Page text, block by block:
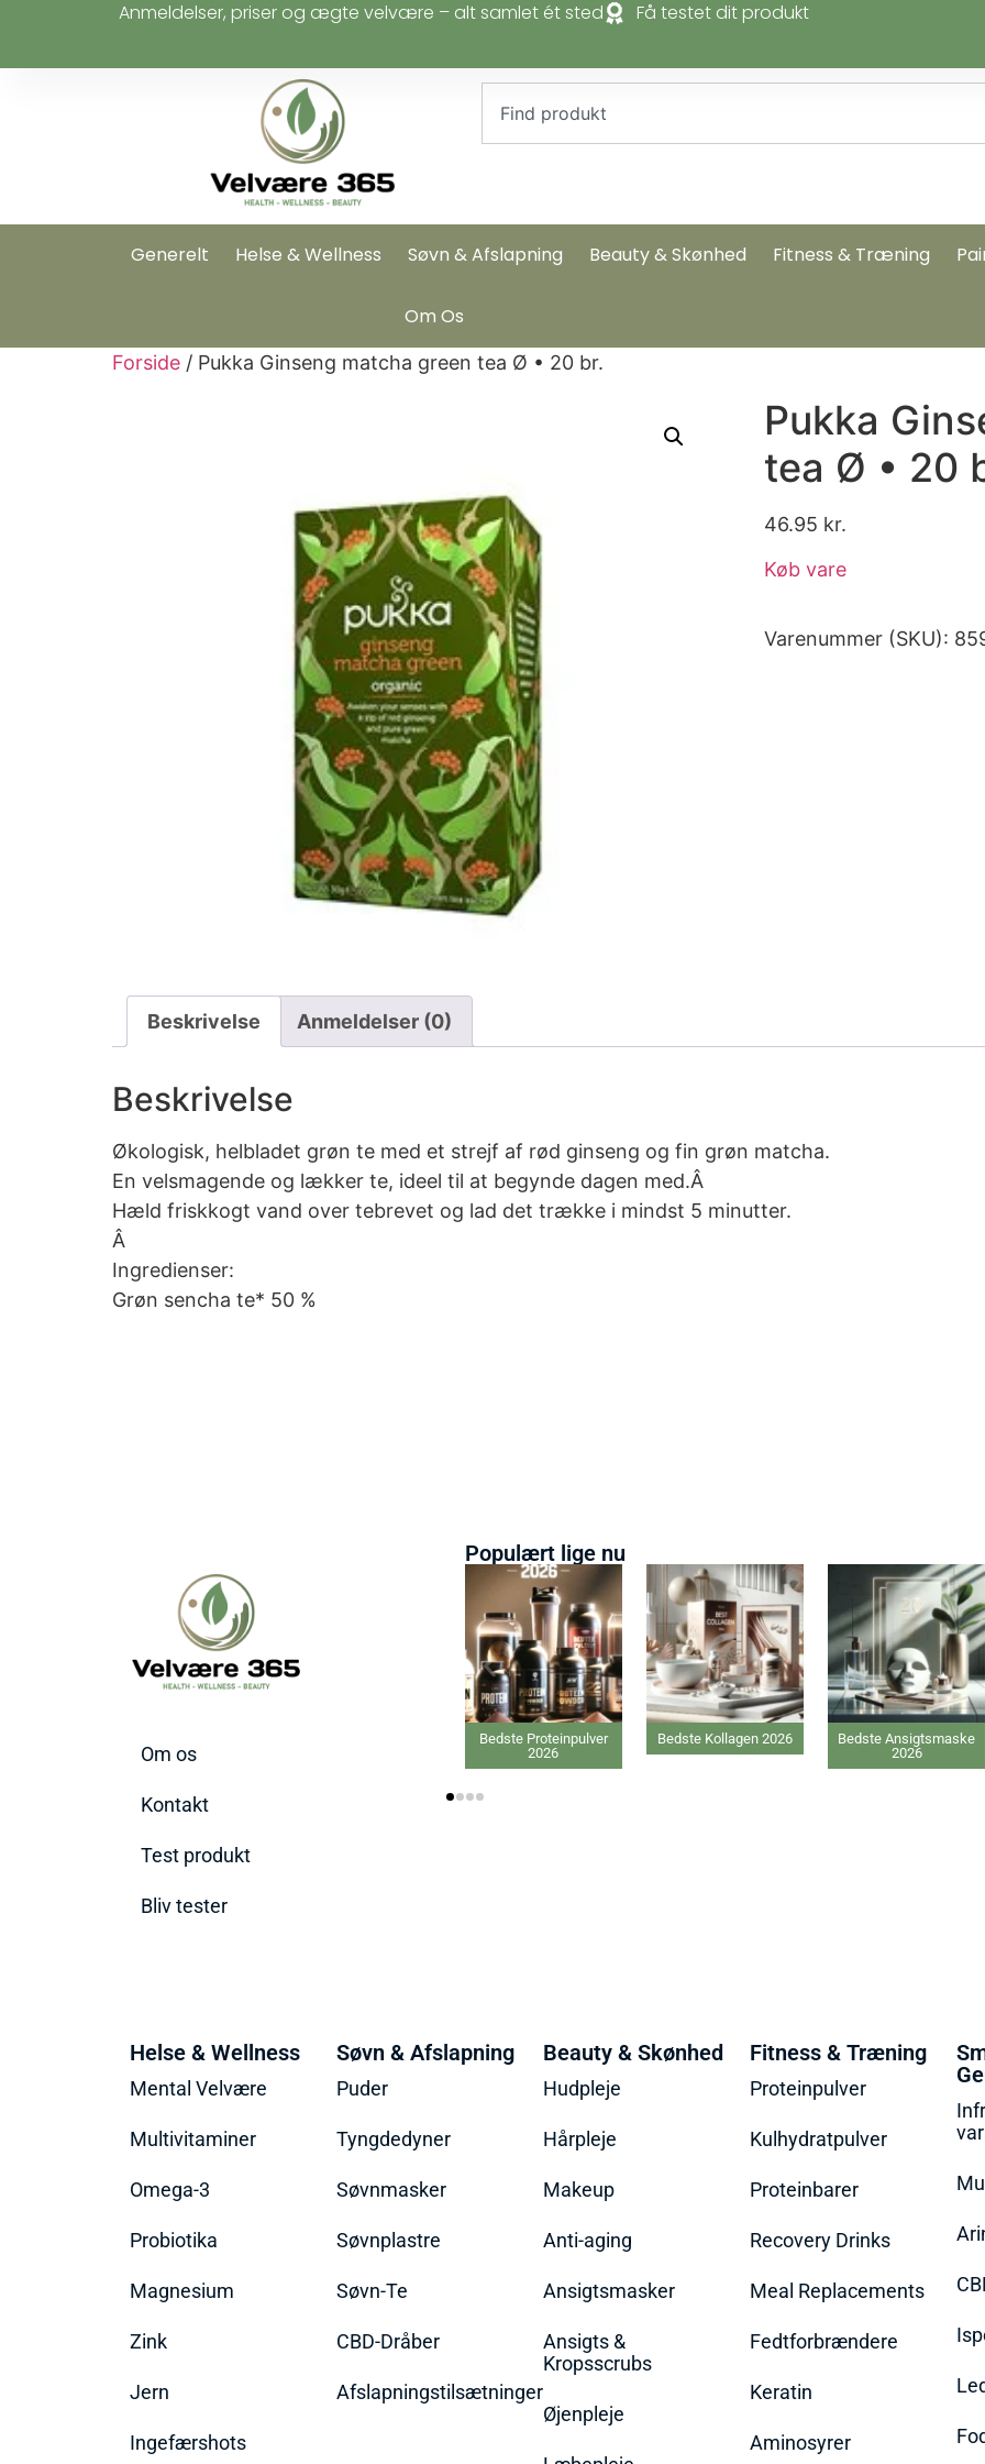
Anmeldelser, priser og ægte velvære – alt samlet ét sted Få testet dit produkt
Generelt Helse & Wellness Søvn & Afslapning Beauty & Skønhed Fitness & Træning
Om Os
Forside / Pukka Ginseng matcha green tea Ø • 20 br.
Pukka
tea Ø • 20
46.95 kr.
Køb vare
Varenummer (SKU):
Beskrivelse Anmeldelser (0)
Beskrivelse
Økologisk, helbladet grøn te med et strejf af rød ginseng og fin grøn matcha.
En velsmagende og lækker te, ideel til at begynde dagen med.Â
Hæld friskkogt vand over tebrevet og lad det trække i mindst 5 minutter.
Â
Ingredienser:
Grøn sencha te* 50 %
Om os
Kontakt
Test produkt
Bliv tester
Populært lige nu
Bedste Proteinpulver
Bedste Kollagen 2026
Bedste Ansigtsmaske
Helse & Wellness
Mental Velvære
Multivitaminer
Omega-3
Probiotika
Magnesium
Zink
Jern
Ingefærshots
Søvn & Afslapning
Puder
Tyngdedyner
Søvnmasker
Søvnplastre
Søvn-Te
CBD-Dråber
Afslapningstilsætninger
Beauty & Skønhed
Hudpleje
Hårpleje
Makeup
Anti-aging
Ansigtsmasker
Ansigts &
Kropsscrubs
Øjenpleje
Fitness & Træning
Proteinpulver
Kulhydratpulver
Proteinbarer
Recovery Drinks
Meal Replacements
Fedtforbrændere
Keratin
Aminosyrer